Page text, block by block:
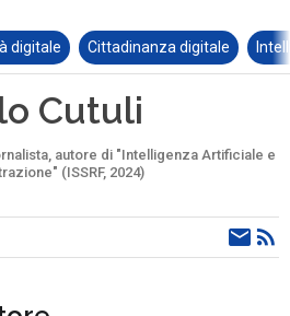
digitale Cittadinanza digitale
Cutuli
autore di "Intelligenza Artificiale e
(ISSRF, 2024)